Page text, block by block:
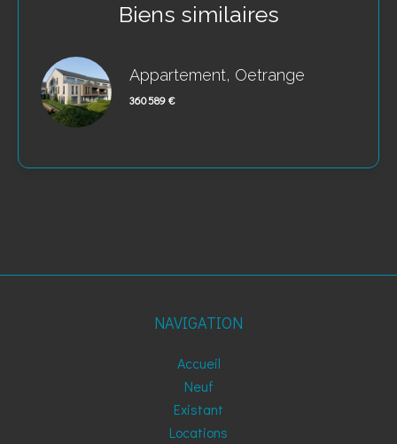
Biens similaires
Appartement, Oetrange
360 589 €
NAVIGATION
Accueil
Neuf
Existant
Locations